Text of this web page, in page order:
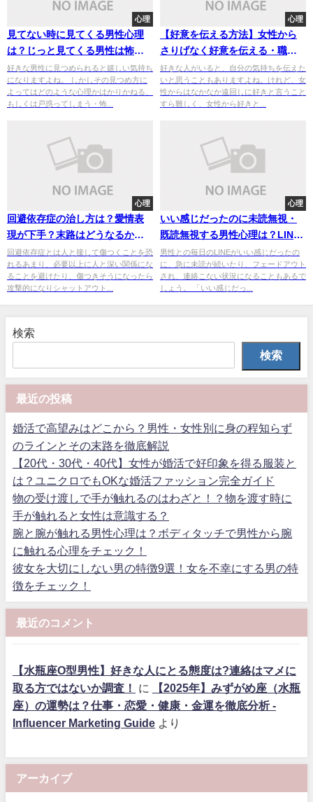
心理
見てない時に見てくる男性心理
は？じっと見てくる男性は怖
い？通りすがりに見る男性心理
も調査！
好きな男性に見つめられると嬉しい気持ち
になりますよね。 しかしその見つめ方に
よってはどのような心理かはかりかねる、
もしくは戸惑ってしまう・怖...
心理
【好意を伝える方法】女性から
さりげなく好意を伝える・職場
で遠回しに好きと伝える方法を
チェック！
好きな人がいると、自分の気持ちを伝えた
いと思うこともありますよね。けれど、女
性からはなかなか遠回しに好きと言うこと
すら難しく、女性から好きと...
心理
回避依存症の治し方は？愛情表
現が下手？末路はどうなるか調
査！
回避依存症とは人と接して傷つくことを恐
れるあまり、必要以上に人と深い関係にな
ることを避けたり、傷つきそうになったら
攻撃的になりシャットアウト...
心理
いい感じだったのに未読無視・
既読無視する男性心理は？LINE
が急に未読になったらこれをチ
ェック！
男性との毎日のLINEがいい感じだったの
に、急に未読が続いたり、フェードアウト
され、連絡こない状況になることもあるで
しょう。 「いい感じだっ...
検索
検索
最近の投稿
婚活で高望みはどこから？男性・女性別に身の程知らず
のラインとその末路を徹底解説
【20代・30代・40代】女性が婚活で好印象を得る服装と
は？ユニクロでもOKな婚活ファッション完全ガイド
物の受け渡しで手が触れるのはわざと！？物を渡す時に
手が触れると女性は意識する？
腕と腕が触れる男性心理は？ボディタッチで男性から腕
に触れる心理をチェック！
彼女を大切にしない男の特徴9選！女を不幸にする男の特
徴をチェック！
最近のコメント
【水瓶座O型男性】好きな人にとる態度は?連絡はマメに
取る方ではないか調査！
に
【2025年】みずがめ座（水瓶
座）の運勢は？仕事・恋愛・健康・金運を徹底分析 -
Influencer Marketing Guide より
アーカイブ